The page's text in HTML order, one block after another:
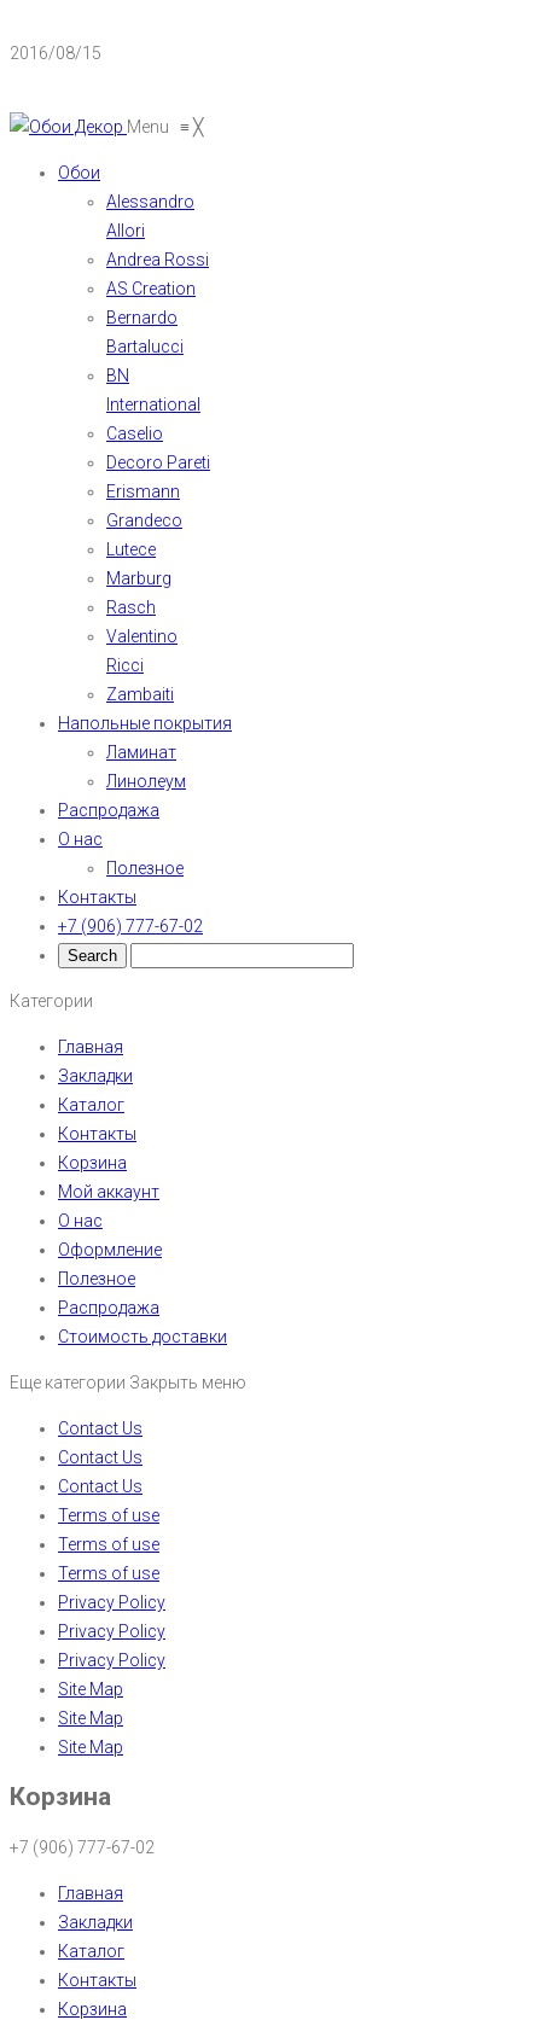
2016/08/15
Menu ≡╳
Обои
Alessandro
Allori
Andrea Rossi
AS Creation
Bernardo
Bartalucci
BN
International
Caselio
Decoro Pareti
Erismann
Grandeco
Lutece
Marburg
Rasch
Valentino
Ricci
Zambaiti
Напольные покрытия
Ламинат
Линолеум
Распродажа
О нас
Полезное
Контакты
+7 (906) 777-67-02
Категории
Главная
Закладки
Каталог
Контакты
Корзина
Мой аккаунт
О нас
Оформление
Полезное
Распродажа
Стоимость доставки
Еще категории Закрыть меню
Contact Us
Contact Us
Contact Us
Terms of use
Terms of use
Terms of use
Privacy Policy
Privacy Policy
Privacy Policy
Site Map
Site Map
Site Map
Корзина
+7 (906) 777-67-02
Главная
Закладки
Каталог
Контакты
Корзина